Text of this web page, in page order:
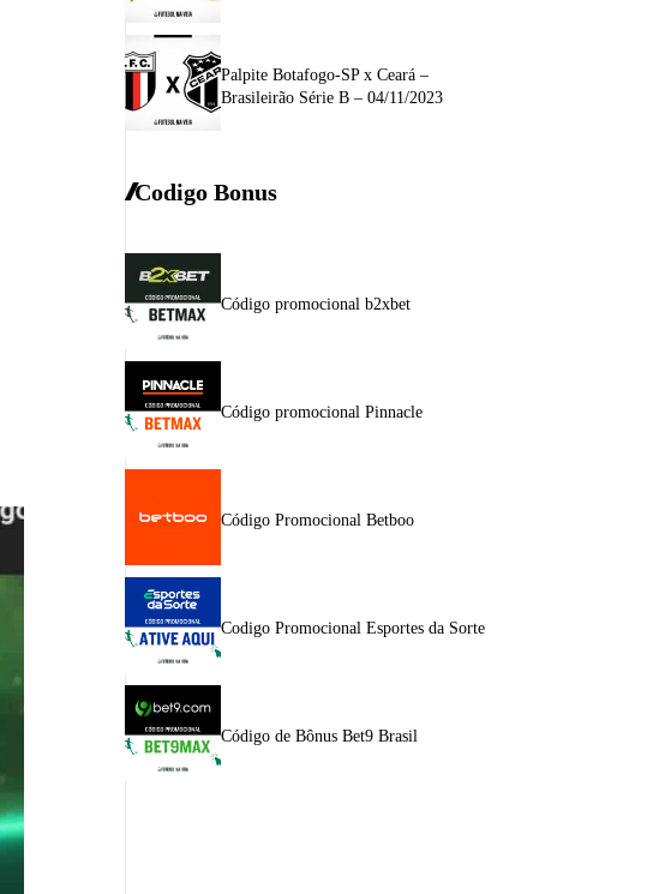
Palpite Botafogo-SP x Ceará –
Brasileirão Série B – 04/11/2023
Codigo Bonus
Código promocional b2xbet
Código promocional Pinnacle
Código Promocional Betboo
Codigo Promocional Esportes da Sorte
Código de Bônus Bet9 Brasil